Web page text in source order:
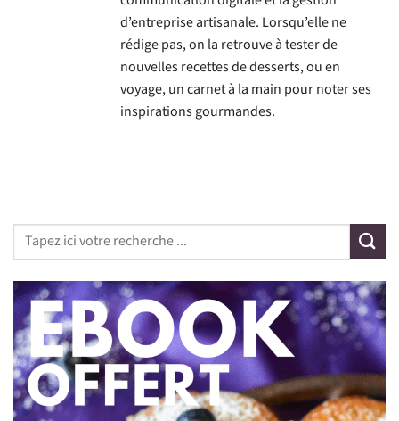
d’entreprise artisanale. Lorsqu’elle ne
rédige pas, on la retrouve à tester de
nouvelles recettes de desserts, ou en
voyage, un carnet à la main pour noter ses
inspirations gourmandes.